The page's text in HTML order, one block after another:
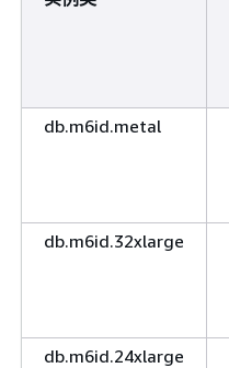
db.m6id.metal
db.m6id.32xlarge
db.m6id.24xlarge